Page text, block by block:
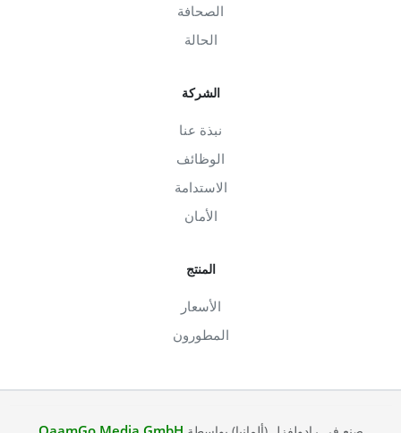
الصحافة
الحالة
الشركة
نبذة عنا
الوظائف
الاستدامة
الأمان
المنتج
الأسعار
المطورون